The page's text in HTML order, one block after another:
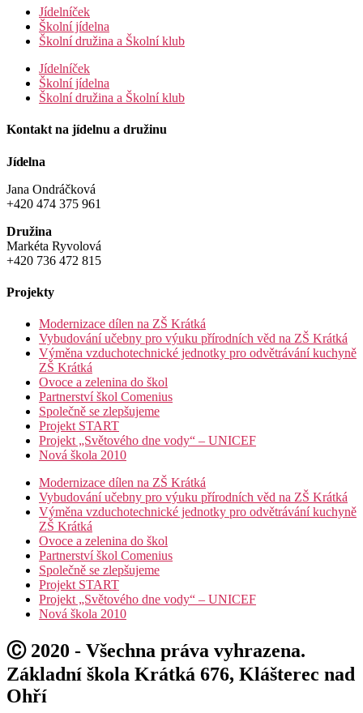
Jídelníček
Školní jídelna
Školní družina a Školní klub
Jídelníček
Školní jídelna
Školní družina a Školní klub
Kontakt na jídelnu a družinu
Jídelna
Jana Ondráčková
+420 474 375 961
Družina
Markéta Ryvolová
+420 736 472 815
Projekty
Modernizace dílen na ZŠ Krátká
Vybudování učebny pro výuku přírodních věd na ZŠ Krátká
Výměna vzduchotechnické jednotky pro odvětrávání kuchyně
ZŠ Krátká
Ovoce a zelenina do škol
Partnerství škol Comenius
Společně se zlepšujeme
Projekt START
Projekt „Světového dne vody“ – UNICEF
Nová škola 2010
Modernizace dílen na ZŠ Krátká
Vybudování učebny pro výuku přírodních věd na ZŠ Krátká
Výměna vzduchotechnické jednotky pro odvětrávání kuchyně
ZŠ Krátká
Ovoce a zelenina do škol
Partnerství škol Comenius
Společně se zlepšujeme
Projekt START
Projekt „Světového dne vody“ – UNICEF
Nová škola 2010
Ⓒ 2020 - Všechna práva vyhrazena.
Základní škola Krátká 676, Klášterec nad
Ohří